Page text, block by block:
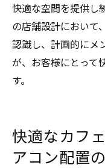
快適な空間を提供し
の店舗設計において
認識し、計画的にメ
が、お客様にとって
す。
快適なカフ
アコン配置